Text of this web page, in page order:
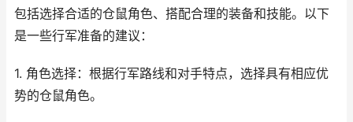
包括选择合适的仓鼠角色、搭配合理的装备和技能。以下
是一些行军准备的建议：
1. 角色选择：根据行军路线和对手特点，选择具有相应优
势的仓鼠角色。